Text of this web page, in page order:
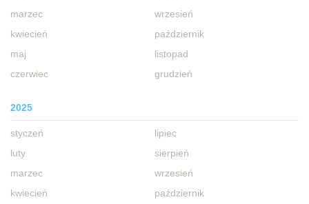
marzec
kwiecień
maj
czerwiec
wrzesień
październik
listopad
grudzień
2025
styczeń
luty
marzec
kwiecień
lipiec
sierpień
wrzesień
październik